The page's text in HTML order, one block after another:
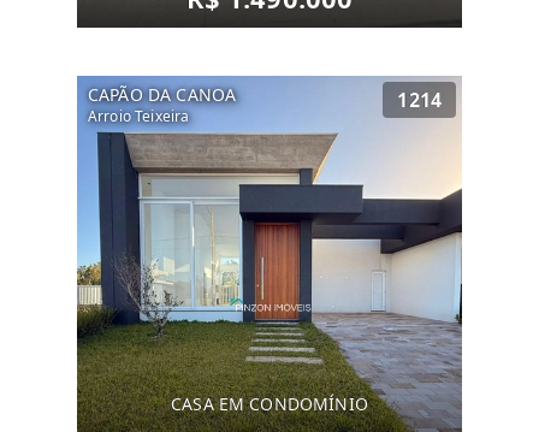
CAPÃO DA CANOA
Arroio Teixeira
1214
CASA EM CONDOMÍNIO